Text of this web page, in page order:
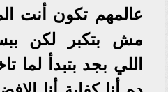
عالمهم تكون أنت
مش بتكبر لكن
اللي بجد بتبدأ لما